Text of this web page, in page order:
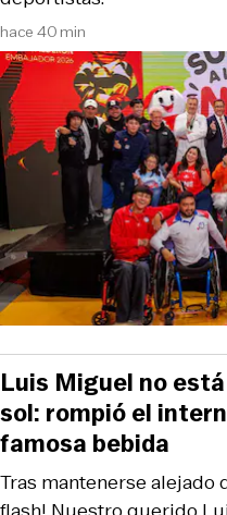
hace 40 min
Tras mantenerse alejado
Luis Miguel no
sol: rompió el
famosa bebida